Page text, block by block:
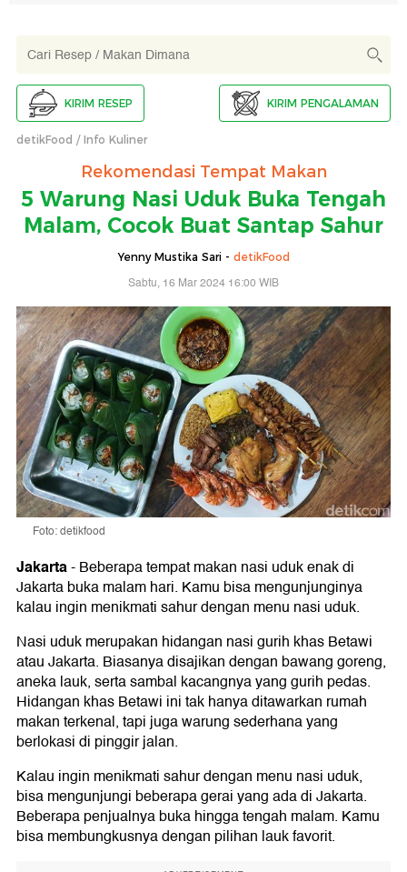
KIRIM RESEP KIRIM PENGALAMAN
detikFood Info Kuliner
Rekomendasi Tempat Makan
5 Warung Nasi Uduk Buka Tengah
Malam, Cocok Buat Santap Sahur
Yenny Mustika Sari - detikFood
Sabtu, 16 Mar 2024 16:00 WIB
Foto: detikfood
Jakarta-Beberapa tempat makan nasi uduk enak di
Jakarta buka malam hari. Kamu bisa mengunjunginya
kalau ingin menikmati sahur dengan menu nasi uduk.
Nasi uduk merupakan hidangan nasi gurih khas Betawi
atau Jakarta. Biasanya disajikan dengan bawang goreng,
aneka lauk, serta sambal kacangnya yang gurih pedas.
Hidangan khas Betawi ini tak hanya ditawarkan rumah
makan terkenal, tapi juga warung sederhana yang
berlokasi di pinggir jalan.
Kalau ingin menikmati sahur dengan menu nasi uduk,
bisa mengunjungi beberapa gerai yang ada di Jakarta.
Beberapa penjualnya buka hingga tengah malam. Kamu
bisa membungkusnya dengan pilihan lauk favorit.